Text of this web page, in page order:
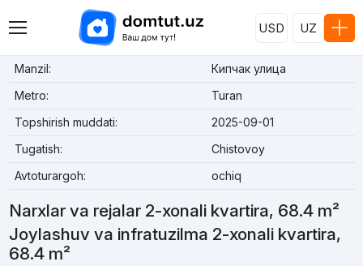
USD UZ
Manzil:
Кипчак улица
Metro:
Turan
Topshirish muddati:
2025-09-01
Tugatish:
Chistovoy
Avtoturargoh:
ochiq
Narxlar va rejalar 2-xonali kvartira, 68.4 m²
Joylashuv va infratuzilma 2-xonali kvartira,
68.4 m²